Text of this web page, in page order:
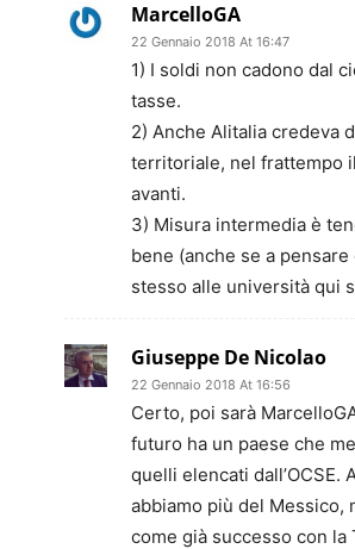
MarcelloGA
22 Gennaio 2018 At 16:47
1) I soldi non cadono dal
tasse.
2) Anche Alitalia credeva
territoriale, nel frattempo
avanti.
3) Misura intermedia è
bene (anche se a
stesso alle università qui
Giuseppe De Nicolao
22 Gennaio 2018 At 16:56
Certo, poi sarà
futuro ha un paese che
quelli elencati dall’OCSE.
abbiamo più del Messico,
come già successo con la